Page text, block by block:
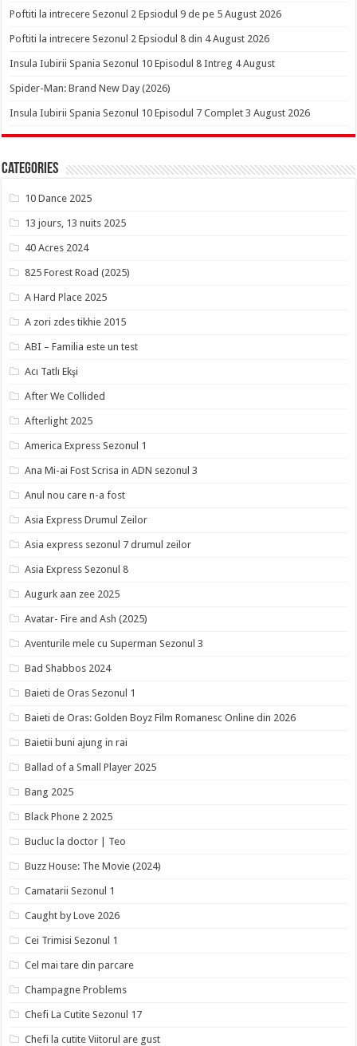
Poftiti la intrecere Sezonul 2 Epsiodul 9 de pe 5 August 2026
Poftiti la intrecere Sezonul 2 Epsiodul 8 din 4 August 2026
Insula Iubirii Spania Sezonul 10 Episodul 8 Intreg 4 August
Spider-Man: Brand New Day (2026)
Insula Iubirii Spania Sezonul 10 Episodul 7 Complet 3 August 2026
Categories
10 Dance 2025
13 jours, 13 nuits 2025
40 Acres 2024
825 Forest Road (2025)
A Hard Place 2025
A zori zdes tikhie 2015
ABI – Familia este un test
Acı Tatlı Ekşi
After We Collided
Afterlight 2025
America Express Sezonul 1
Ana Mi-ai Fost Scrisa in ADN sezonul 3
Anul nou care n-a fost
Asia Express Drumul Zeilor
Asia express sezonul 7 drumul zeilor
Asia Express Sezonul 8
Augurk aan zee 2025
Avatar- Fire and Ash (2025)
Aventurile mele cu Superman Sezonul 3
Bad Shabbos 2024
Baieti de Oras Sezonul 1
Baieti de Oras: Golden Boyz Film Romanesc Online din 2026
Baietii buni ajung in rai
Ballad of a Small Player 2025
Bang 2025
Black Phone 2 2025
Bucluc la doctor | Teo
Buzz House: The Movie (2024)
Camatarii Sezonul 1
Caught by Love 2026
Cei Trimisi Sezonul 1
Cel mai tare din parcare
Champagne Problems
Chefi La Cutite Sezonul 17
Chefi la cutite Viitorul are gust